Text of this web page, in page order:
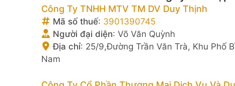
Công Ty TNHH MTV TM DV Duy Thịnh
Mã số thuế: 3901390745
Người đại diện: Võ Văn Quỳnh
Địa chỉ: 25/9,Đường Trần Văn Trà, Khu Phố
Nam